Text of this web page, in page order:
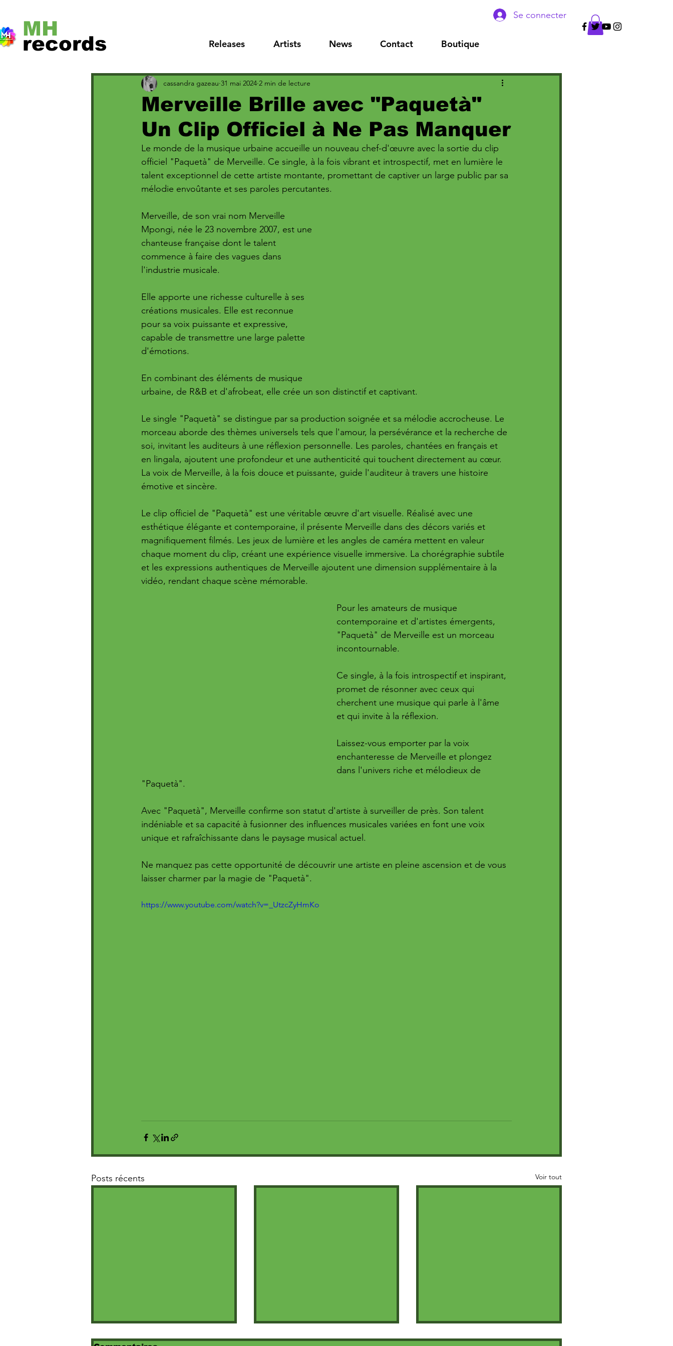
MH
records
Se connecter
Releases Artists News Contact Boutique
Merveille Brille avec "Paquetà"
Un Clip Officiel à Ne Pas Manquer
cassandra gazeau 31 mai 2024 2 min de lecture
Le monde de la musique urbaine accueille un nouveau chef-d'œuvre avec la sortie du clip
officiel "Paquetà" de Merveille. Ce single, à la fois vibrant et introspectif, met en lumière le
talent exceptionnel de cette artiste montante, promettant de captiver un large public par sa
mélodie envoûtante et ses paroles percutantes.
Merveille, de son vrai nom Merveille
Mpongi, née le 23 novembre 2007, est une
chanteuse française dont le talent
commence à faire des vagues dans
l'industrie musicale.
Elle apporte une richesse culturelle à ses
créations musicales. Elle est reconnue
pour sa voix puissante et expressive,
capable de transmettre une large palette
d'émotions.
En combinant des éléments de musique
urbaine, de R&B et d'afrobeat, elle crée un son distinctif et captivant.
Le single "Paquetà" se distingue par sa production soignée et sa mélodie accrocheuse. Le
morceau aborde des thèmes universels tels que l'amour, la persévérance et la recherche de
soi, invitant les auditeurs à une réflexion personnelle. Les paroles, chantées en français et
en lingala, ajoutent une profondeur et une authenticité qui touchent directement au cœur.
La voix de Merveille, à la fois douce et puissante, guide l'auditeur à travers une histoire
émotive et sincère.
Le clip officiel de "Paquetà" est une véritable œuvre d'art visuelle. Réalisé avec une
esthétique élégante et contemporaine, il présente Merveille dans des décors variés et
magnifiquement filmés. Les jeux de lumière et les angles de caméra mettent en valeur
chaque moment du clip, créant une expérience visuelle immersive. La chorégraphie subtile
et les expressions authentiques de Merveille ajoutent une dimension supplémentaire à la
vidéo, rendant chaque scène mémorable.
Pour les amateurs de musique
contemporaine et d'artistes émergents,
"Paquetà" de Merveille est un morceau
incontournable.
Ce single, à la fois introspectif et inspirant,
promet de résonner avec ceux qui
cherchent une musique qui parle à l'âme
et qui invite à la réflexion.
Laissez-vous emporter par la voix
enchanteresse de Merveille et plongez
dans l'univers riche et mélodieux de
"Paquetà".
Avec "Paquetà", Merveille confirme son statut d'artiste à surveiller de près. Son talent
indéniable et sa capacité à fusionner des influences musicales variées en font une voix
unique et rafraîchissante dans le paysage musical actuel.
Ne manquez pas cette opportunité de découvrir une artiste en pleine ascension et de vous
laisser charmer par la magie de "Paquetà".
https://www.youtube.com/watch?v=_UtzcZyHmKo
Posts récents Voir tout